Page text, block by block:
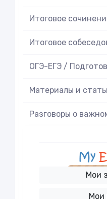
Итоговое
Итоговое
ОГЭ-ЕГЭ /
Материалы и
Разговоры о
Мои
Мои